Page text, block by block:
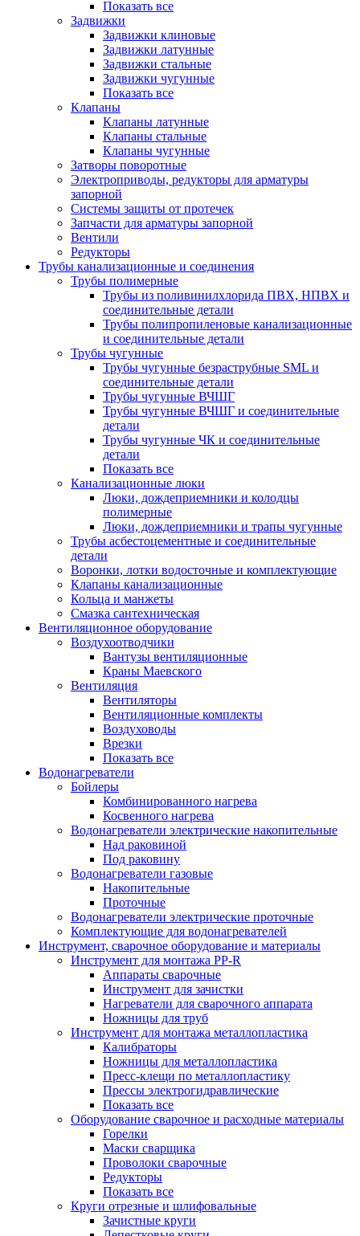
Показать все
Задвижки
Задвижки клиновые
Задвижки латунные
Задвижки стальные
Задвижки чугунные
Показать все
Клапаны
Клапаны латунные
Клапаны стальные
Клапаны чугунные
Затворы поворотные
Электроприводы, редукторы для арматуры
запорной
Системы защиты от протечек
Запчасти для арматуры запорной
Вентили
Редукторы
Трубы канализационные и соединения
Трубы полимерные
Трубы из поливинилхлорида ПВХ, НПВХ и
соединительные детали
Трубы полипропиленовые канализационные
и соединительные детали
Трубы чугунные
Трубы чугунные безраструбные SML и
соединительные детали
Трубы чугунные ВЧШГ
Трубы чугунные ВЧШГ и соединительные
детали
Трубы чугунные ЧК и соединительные
детали
Показать все
Канализационные люки
Люки, дождеприемники и колодцы
полимерные
Люки, дождеприемники и трапы чугунные
Трубы асбестоцементные и соединительные
детали
Воронки, лотки водосточные и комплектующие
Клапаны канализационные
Кольца и манжеты
Смазка сантехническая
Вентиляционное оборудование
Воздухоотводчики
Вантузы вентиляционные
Краны Маевского
Вентиляция
Вентиляторы
Вентиляционные комплекты
Воздуховоды
Врезки
Показать все
Водонагреватели
Бойлеры
Комбинированного нагрева
Косвенного нагрева
Водонагреватели электрические накопительные
Над раковиной
Под раковину
Водонагреватели газовые
Накопительные
Проточные
Водонагреватели электрические проточные
Комплектующие для водонагревателей
Инструмент, сварочное оборудование и материалы
Инструмент для монтажа PP-R
Аппараты сварочные
Инструмент для зачистки
Нагреватели для сварочного аппарата
Ножницы для труб
Инструмент для монтажа металлопластика
Калибраторы
Ножницы для металлопластика
Пресс-клещи по металлопластику
Прессы электрогидравлические
Показать все
Оборудование сварочное и расходные материалы
Горелки
Маски сварщика
Проволоки сварочные
Редукторы
Показать все
Круги отрезные и шлифовальные
Зачистные круги